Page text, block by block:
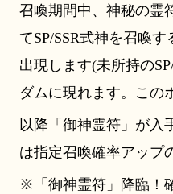
召喚期間中、神秘の霊
てSP/SSR式神を召喚
出現します(未所持の
ダムに現れます。この
以降「御神霊符」が入
は指定召喚確率アップ
※「御神霊符」降臨！